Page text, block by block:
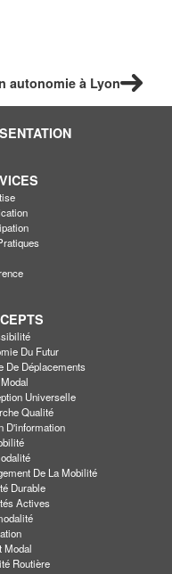
autonomie à Lyon
Du Futur
De Déplacements
Universelle
Qualité
D'information
De La Mobilité
Durable
Actives
Modal
Routière